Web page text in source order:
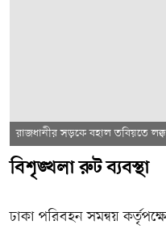
রাজধানীর সড়কে বহাল তবিয়তে
বিশৃঙ্খলা রুট ব্যবস্থা
ঢাকা পরিবহন সমন্বয়